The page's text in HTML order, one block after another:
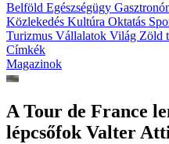
Belföld Egészségügy
Közlekedés Kultúra Oktatás
Turizmus Vállalatok Világ Zöld
Címkék
Magazinok
A Tour de France
lépcsőfok Valter